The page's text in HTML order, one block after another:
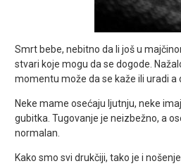
Smrt bebe, nebitno da li još u
stvari koje mogu da se dogode.
momentu može da se kaže ili uradi a
Neke mame osećaju ljutnju, neke
gubitka. Tugovanje je neizbežno, a
normalan.
Kako smo svi drukčiji, tako je i